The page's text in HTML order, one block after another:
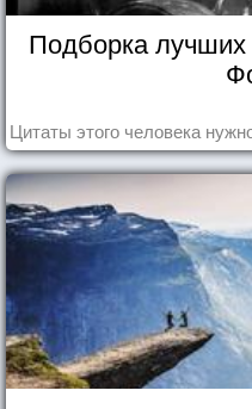
Подборка
Цитаты этого человека